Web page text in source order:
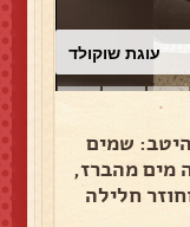
עוגת שוקולד
שמים
מים מהברז,
חלילה